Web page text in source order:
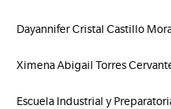
Dayannifer Cristal Castillo
Ximena Abigail Torres
Escuela Industrial y